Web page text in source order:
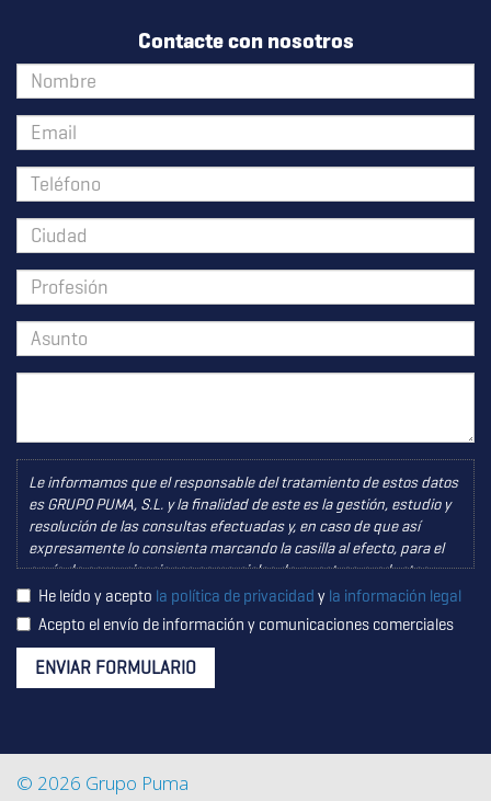
Contacte con nosotros
Le informamos que el responsable del tratamiento de estos datos
es GRUPO PUMA, S.L. y la finalidad de este es la gestión, estudio y
resolución de las consultas efectuadas y, en caso de que así
expresamente lo consienta marcando la casilla al efecto, para el
envío de comunicaciones comerciales de nuestros productos y
servicios, encontrándonos legitimados para este tratamiento a
través del consentimiento que nos está otorgando en este acto.
No se cederán datos a terceros salvo obligación legal. Usted
certifica que es mayor de 14 años y que por lo tanto posee la
capacidad legal necesaria para la prestación de este
detallada sobre Protección de Datos pinchando aquí
He leído y acepto la política de privacidad y la información legal
Acepto el envío de información y comunicaciones comerciales
ENVIAR FORMULARIO
© 2026 Grupo Puma